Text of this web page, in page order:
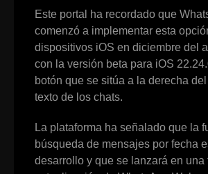
Este portal ha recordado que
comenzó a implementar esta
dispositivos iOS en diciembre del
con la versión beta para iOS
botón que se sitúa a la derecha
texto de los chats.
La plataforma ha señalado que la
búsqueda de mensajes por fecha
desarrollo y que se lanzará en una